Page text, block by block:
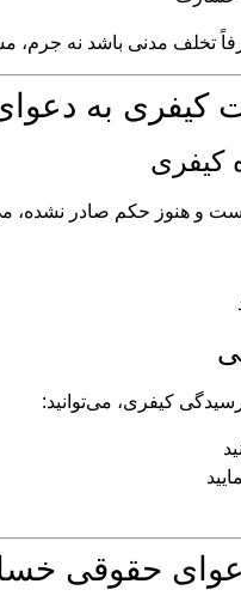
تخلف مدنی باشد نه
کیفری به
و هنوز حکم صادر نشده،
کیفری، می‌توانید:
حقوقی